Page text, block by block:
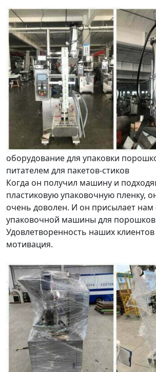
оборудование для упаковки
питателем для пакетов-стиков
Когда он получил машину и
пластиковую упаковочную пленку,
очень доволен. И он присылает
упаковочной машины для
Удовлетворенность наших
мотивация.